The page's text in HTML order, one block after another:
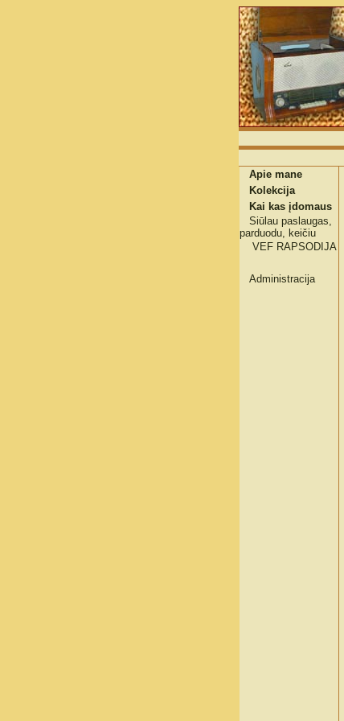
Apie mane
Kolekcija
Kai kas įdomaus
Siūlau paslaugas,
parduodu, keičiu
VEF RAPSODIJA
Administracija